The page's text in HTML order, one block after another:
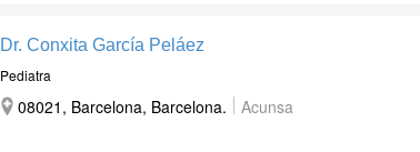
Dr. Conxita García Peláez
Pediatra
08021, Barcelona, Barcelona. Acunsa